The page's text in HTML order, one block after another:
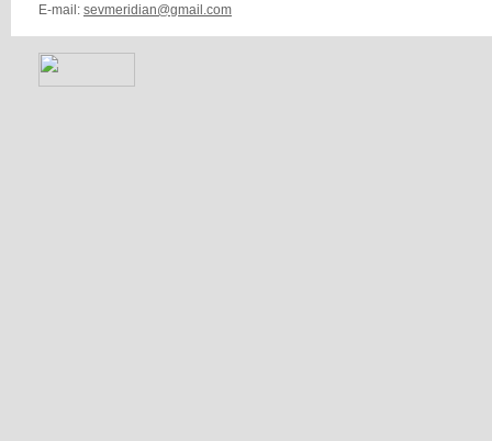
E-mail: sevmeridian@gmail.com